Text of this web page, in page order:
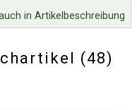
in Artikelbeschreibung
(48)